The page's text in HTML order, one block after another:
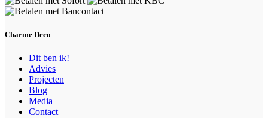
Charme Deco
Dit ben ik!
Advies
Projecten
Blog
Media
Contact